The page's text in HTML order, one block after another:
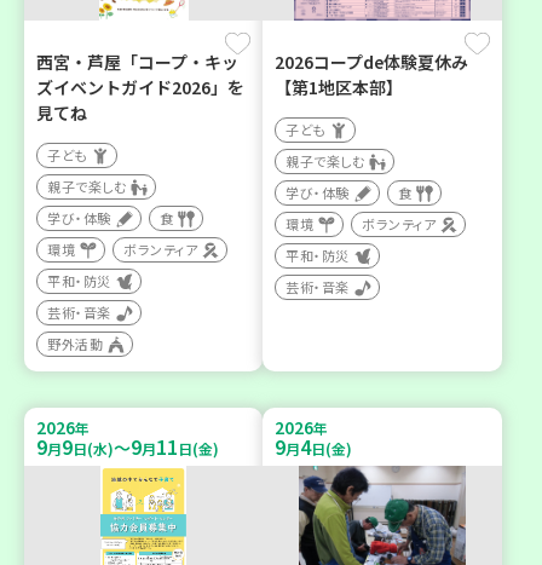
西宮・芦屋「コープ・キッ
ズイベントガイド2026」を
見てね
子ども
親子で楽しむ
学び・体験
食
環境
ボランティア
平和・防災
芸術・音楽
野外活動
2026コープde体験夏休み
【第1地区本部】
子ども
親子で楽しむ
学び・体験
食
環境
ボランティア
平和・防災
芸術・音楽
2026年
9月9日(水)～9月11日(金)
2026年
9月4日(金)